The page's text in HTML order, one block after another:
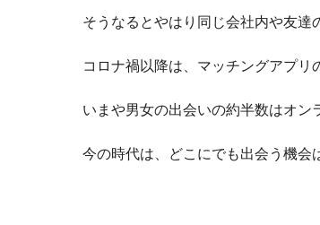
そうなるとやはり同じ会社内や友達
コロナ禍以降は、マッチングアプリ
いまや男女の出会いの約半数はオン
今の時代は、どこにでも出会う機会